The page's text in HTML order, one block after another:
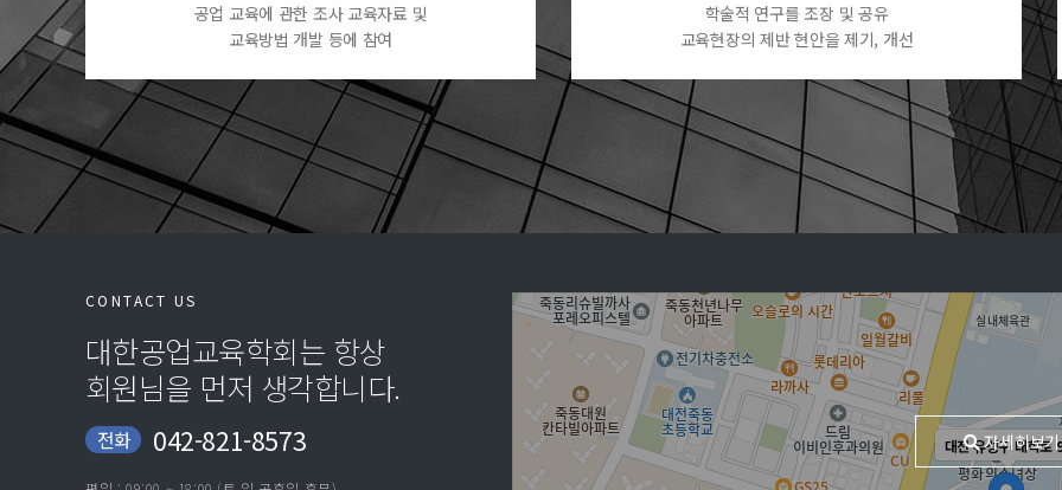
공업 교육에 관한 조사 교육자료 및
교육방법 개발 등에 참여
학술적 연구를 조장 및 공유
교육현장의 제반 현안을 제기, 개선
CONTACT US
대한공업교육학회는 항상
회원님을 먼저 생각합니다.
전화 042-821-8573 대전 유성구 대학로
자세히보기